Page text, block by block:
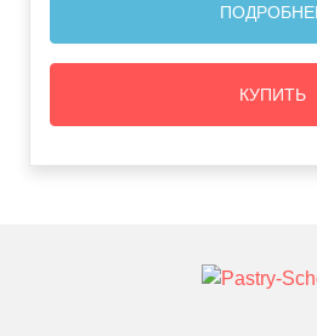
КУПИТЬ